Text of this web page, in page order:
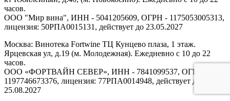
часов.
ООО "Мир вина", ИНН - 5041205609, ОГРН - 1175053005313,
лицензия: 50РПА0015131, действует до 23.05.2027
Москва: Винотека Fortwine ТЦ Кунцево плаза, 1 этаж.
Ярцевская ул, д.19 (м. Молодежная). Ежедневно с 10 до 22
часов.
ООО «ФОРТВАЙН СЕВЕР», ИНН - 7841099537, ОГРН -
1197746673376, лицензия: 77РПА0014948, действует до
25.08.2027